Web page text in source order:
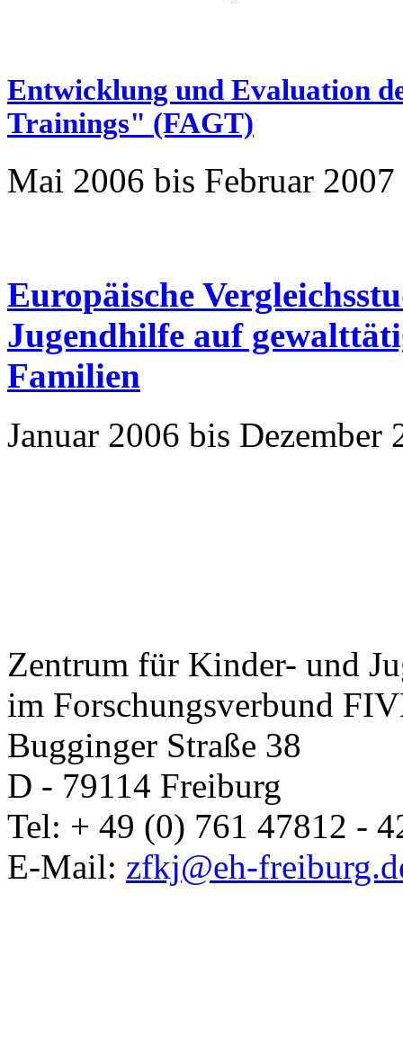
Entwicklung und Evaluation
Trainings" (FAGT)
Mai 2006 bis Februar 2007
Europäische
Jugendhilfe auf
Familien
Januar 2006 bis Dezember
Zentrum für Kinder- und
im Forschungsverbund
Bugginger Straße 38
D - 79114 Freiburg
Tel: + 49 (0) 761 47812 -
E-Mail: zfkj@eh-